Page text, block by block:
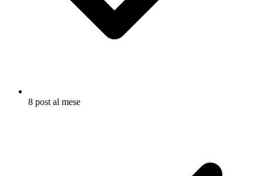
8 post al mese